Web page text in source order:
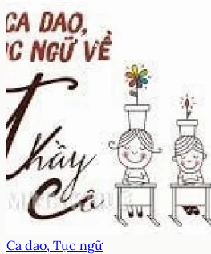
Ca dao, Tục ngữ